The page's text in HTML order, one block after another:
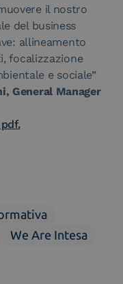
il nostro
del business
allineamento
focalizzazione
e sociale”
General Manager
We Are Intesa